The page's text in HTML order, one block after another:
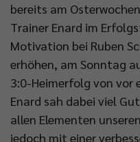
bereits am
Trainer Enard im
Motivation bei Ruben
erhöhen, am Sonntag
3:0-Heimerfolg von vor
Enard sah dabei viel
allen Elementen
jedoch mit einer